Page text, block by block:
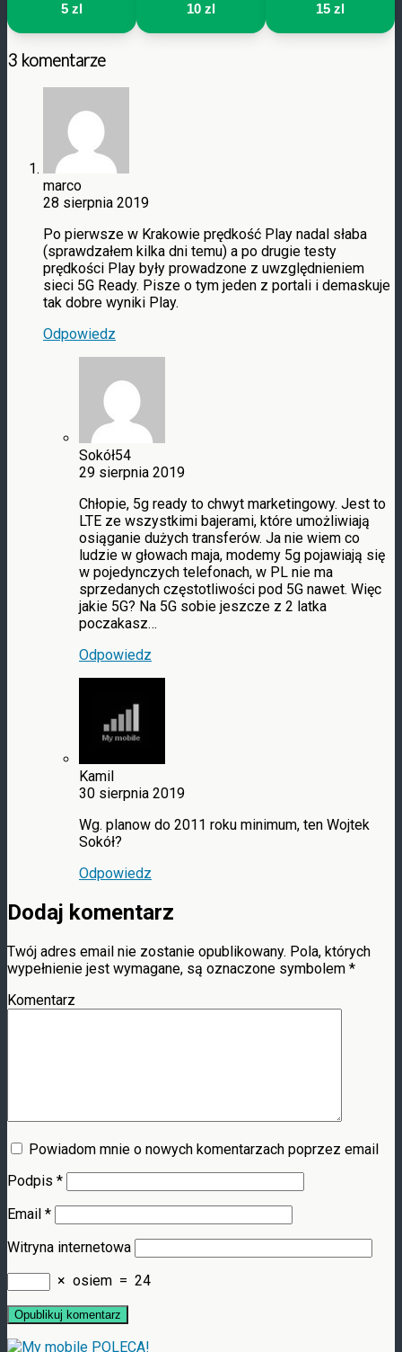
5 zl 10 zl 15 zl
3 komentarze
marco
28 sierpnia 2019
Po pierwsze w Krakowie prędkość Play nadal słaba
(sprawdzałem kilka dni temu) a po drugie testy
prędkości Play były prowadzone z uwzględnieniem
sieci 5G Ready. Pisze o tym jeden z portali i demaskuje
tak dobre wyniki Play.
Odpowiedz
Sokół54
29 sierpnia 2019
Chłopie, 5g ready to chwyt marketingowy. Jest to
LTE ze wszystkimi bajerami, które umożliwiają
osiąganie dużych transferów. Ja nie wiem co
ludzie w głowach maja, modemy 5g pojawiają się
w pojedynczych telefonach, w PL nie ma
sprzedanych częstotliwości pod 5G nawet. Więc
jakie 5G? Na 5G sobie jeszcze z 2 latka
poczakasz…
Odpowiedz
Kamil
30 sierpnia 2019
Wg. planow do 2011 roku minimum, ten Wojtek
Sokół?
Odpowiedz
Dodaj komentarz
Twój adres email nie zostanie opublikowany. Pola, których
wypełnienie jest wymagane, są oznaczone symbolem *
Komentarz
Powiadom mnie o nowych komentarzach poprzez email
Podpis *
Email *
Witryna internetowa
× osiem = 24